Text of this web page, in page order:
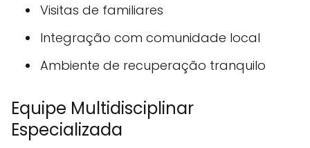
Visitas de familiares
Integração com comunidade local
Ambiente de recuperação tranquilo
Equipe Multidisciplinar
Especializada